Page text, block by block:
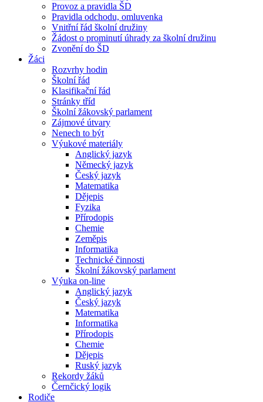
Provoz a pravidla ŠD
Pravidla odchodu, omluvenka
Vnitřní řád školní družiny
Žádost o prominutí úhrady za školní družinu
Zvonění do ŠD
Žáci
Rozvrhy hodin
Školní řád
Klasifikační řád
Stránky tříd
Školní žákovský parlament
Zájmové útvary
Nenech to být
Výukové materiály
Anglický jazyk
Německý jazyk
Český jazyk
Matematika
Dějepis
Fyzika
Přírodopis
Chemie
Zeměpis
Informatika
Technické činnosti
Školní žákovský parlament
Výuka on-line
Anglický jazyk
Český jazyk
Matematika
Informatika
Přírodopis
Chemie
Dějepis
Ruský jazyk
Rekordy žáků
Černčický logik
Rodiče